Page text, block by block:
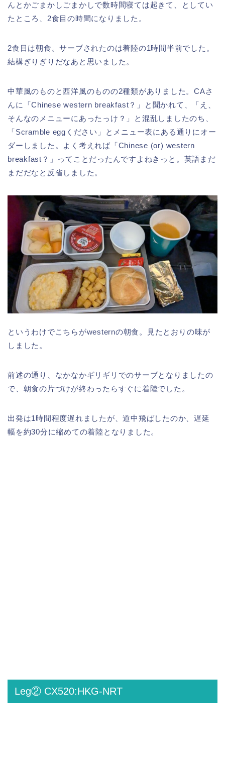
んとかごまかしごまかしで数時間寝ては起きて、としてい
たところ、2食目の時間になりました。
2食目は朝食。サーブされたのは着陸の1時間半前でした。
結構ぎりぎりだなあと思いました。
中華風のものと西洋風のものの2種類がありました。CAさ
んに「Chinese western breakfast？」と聞かれて、「え、
そんなのメニューにあったっけ？」と混乱しましたのち、
「Scramble eggください」とメニュー表にある通りにオー
ダーしました。よく考えれば「Chinese (or) western
breakfast？」ってことだったんですよねきっと。英語まだ
まだだなと反省しました。
というわけでこちらがwesternの朝食。見たとおりの味が
しました。
前述の通り、なかなかギリギリでのサーブとなりましたの
で、朝食の片づけが終わったらすぐに着陸でした。
出発は1時間程度遅れましたが、道中飛ばしたのか、遅延
幅を約30分に縮めての着陸となりました。
Leg② CX520:HKG-NRT